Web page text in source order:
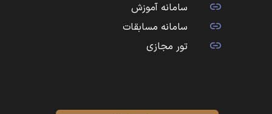
سامانه آموزش
سامانه مسابقات
تور مجازی